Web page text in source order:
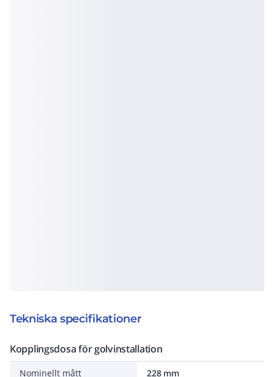
Tekniska specifikationer
Kopplingsdosa för golvinstallation
Nominellt mått
228 mm